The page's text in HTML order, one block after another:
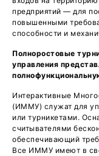
предприятий — для
повышенными
способности и
Полноростовые
управления
Интерактивные
(ИММУ) служат для
или турникетами.
считывателями
обеспечивающий
Все ИММУ имеют в